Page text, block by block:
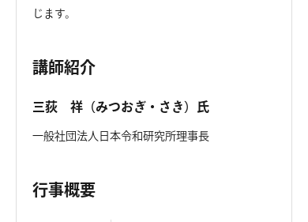
じます。
講師紹介
三荻 祥（みつおぎ・さき）氏
一般社団法人日本令和研究所理事長
行事概要